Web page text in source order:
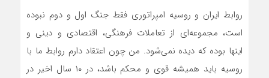
روابط ایران و روسیه امپراتوری فقط جنگ اول و دوم نبوده
است، مجموعه‌ای از تعاملات فرهنگی، اقتصادی و دینی و
اینها بوده که دیده نمی‌شود. من چون اعتقاد دارم روابط ما با
روسیه باید همیشه قوی و محکم باشد، در ۱۰ سال اخیر در